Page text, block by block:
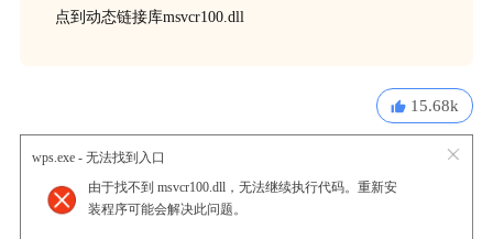
点到动态链接库msvcr100.dll
15.68k
wps.exe - 无法找到入口
由于找不到 msvcr100.dll，无法继续执行代码。重新安
装程序可能会解决此问题。